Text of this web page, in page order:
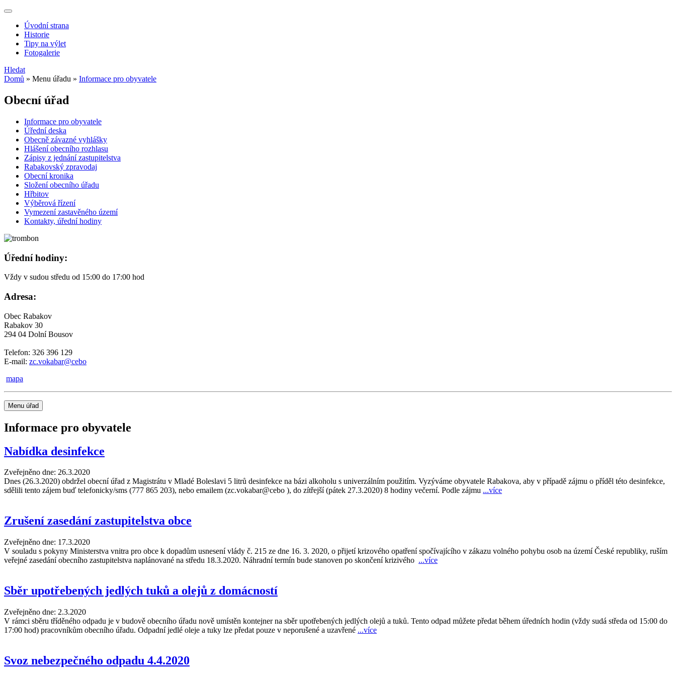
Úvodní strana
Historie
Tipy na výlet
Fotogalerie
Hledat
Domů » Menu úřadu » Informace pro obyvatele
Obecní úřad
Informace pro obyvatele
Úřední deska
Obecně závazné vyhlášky
Hlášení obecního rozhlasu
Zápisy z jednání zastupitelstva
Rabakovský zpravodaj
Obecní kronika
Složení obecního úřadu
Hřbitov
Výběrová řízení
Vymezení zastavěného území
Kontakty, úřední hodiny
Úřední hodiny:
Vždy v sudou středu od 15:00 do 17:00 hod
Adresa:
Obec Rabakov
Rabakov 30
294 04 Dolní Bousov
Telefon: 326 396 129
E-mail: zc.vokabar@cebo
mapa
Menu úřad
Informace pro obyvatele
Nabídka desinfekce
Zveřejněno dne: 26.3.2020
Dnes (26.3.2020) obdržel obecní úřad z Magistrátu v Mladé Boleslavi 5 litrů desinfekce na bázi alkoholu s univerzálním použitím. Vyzýváme obyvatele Rabakova, aby v případě zájmu o příděl této desinfekce,
sdělili tento zájem buď telefonicky/sms (777 865 203), nebo emailem (zc.vokabar@cebo ), do zítřejší (pátek 27.3.2020) 8 hodiny večerní. Podle zájmu ...více
Zrušení zasedání zastupitelstva obce
Zveřejněno dne: 17.3.2020
V souladu s pokyny Ministerstva vnitra pro obce k dopadům usnesení vlády č. 215 ze dne 16. 3. 2020, o přijetí krizového opatření spočívajícího v zákazu volného pohybu osob na území České republiky, ruším
veřejné zasedání obecního zastupitelstva naplánované na středu 18.3.2020. Náhradní termín bude stanoven po skončení krizivého ...více
Sběr upotřebených jedlých tuků a olejů z domácností
Zveřejněno dne: 2.3.2020
V rámci sběru tříděného odpadu je v budově obecního úřadu nově umístěn kontejner na sběr upotřebených jedlých olejů a tuků. Tento odpad můžete předat během úředních hodin (vždy sudá středa od 15:00 do
17:00 hod) pracovníkům obecního úřadu. Odpadní jedlé oleje a tuky lze předat pouze v neporušené a uzavřené ...více
Svoz nebezpečného odpadu 4.4.2020